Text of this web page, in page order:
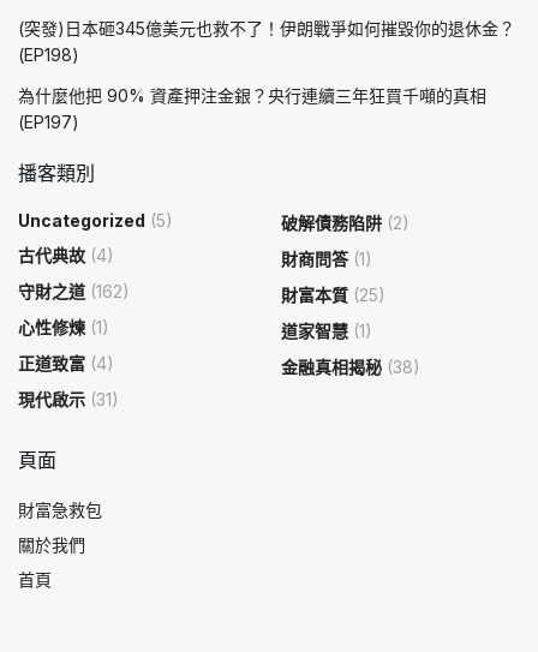
(突發)日本砸345億美元也救不了！伊朗戰爭如何摧毀你的退休金？
(EP198)
為什麼他把 90% 資產押注金銀？央行連續三年狂買千噸的真相
(EP197)
播客類別
Uncategorized (5)
古代典故 (4)
守財之道 (162)
心性修煉 (1)
正道致富 (4)
現代啟示 (31)
破解債務陷阱 (2)
財商問答(1)
財富本質 (25)
道家智慧 (1)
金融真相揭秘 (38)
頁面
財富急救包
關於我們
首頁